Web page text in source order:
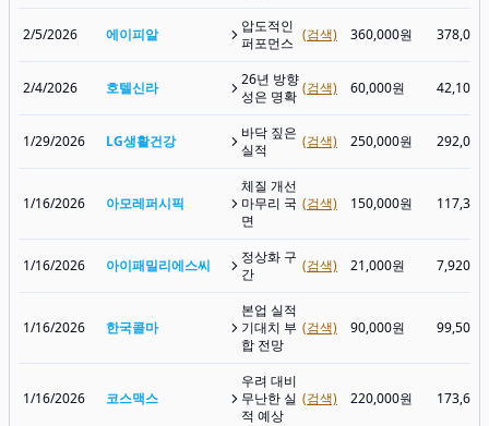
2/5/2026 에이피알
압도적인
퍼포먼스 (검색) 360,000원 378,000
2/4/2026 호텔신라
26년 방향
성은 명확 (검색) 60,000원 42,100
1/29/2026 LG생활건강
바닥 짚은
실적
(검색) 250,000원 292,000
1/16/2026 아모레퍼시픽
체질 개선
마무리 국
면
(검색) 150,000원 117,300
1/16/2026 아이패밀리에스씨
정상화 구
간
(검색) 21,000원 7,920원
1/16/2026 한국콜마
본업 실적
기대치 부
합 전망
(검색) 90,000원 99,500
1/16/2026 코스맥스
우려 대비
무난한 실
적 예상
(검색) 220,000원 173,600